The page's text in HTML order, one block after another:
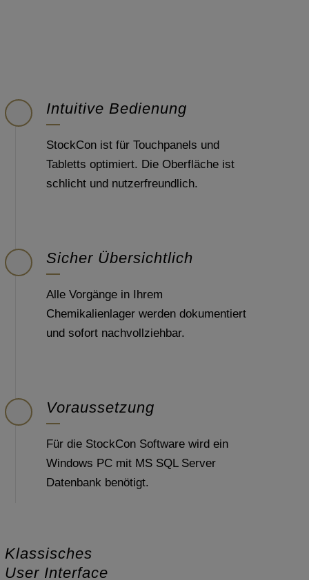
Intuitive Bedienung
StockCon ist für Touchpanels und
Tabletts optimiert. Die Oberfläche ist
schlicht und nutzerfreundlich.
Sicher Übersichtlich
Alle Vorgänge in Ihrem
Chemikalienlager werden dokumentiert
und sofort nachvollziehbar.
Voraussetzung
Für die StockCon Software wird ein
Windows PC mit MS SQL Server
Datenbank benötigt.
Klassisches
User Interface